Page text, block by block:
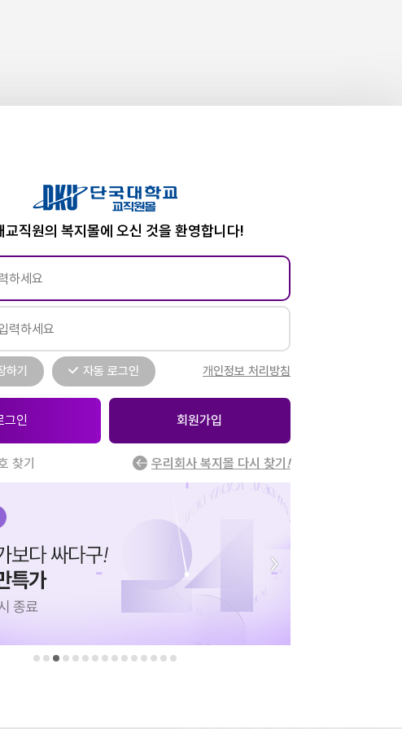
교직원의 복지몰에 오신 것을 환영합니다!
하기 자동 로그인 개인정보 처리방침
회원가입
찾기 우리회사 복지몰 다시 찾기 !